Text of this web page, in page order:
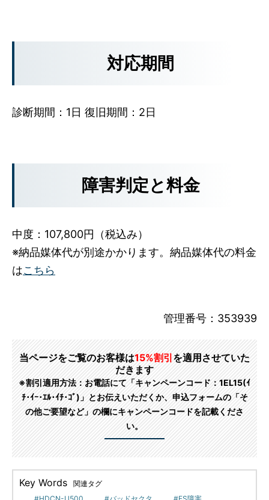
対応期間
診断期間：1日 復旧期間：2日
障害判定と料金
中度：107,800円（税込み）
※納品媒体代が別途かかります。納品媒体代の料金
はこちら
管理番号：353939
当ページをご覧のお客様は15%割引 を適用させていた
だきます
※割引適用方法：お電話にて「キャンペーンコード：1EL15(ｲ
ﾁ･ｲｰ･ｴﾙ･ｲﾁ･ｺﾞ)」とお伝えいただくか、申込フォームの「そ
の他ご要望など」の欄にキャンペーンコードを記載くださ
い。
Key Words
関連タグ